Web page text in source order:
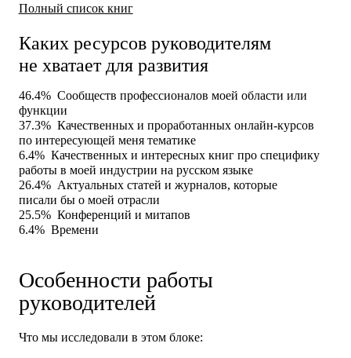
Полный список книг
Каких ресурсов руководителям
не хватает для развития
46.4%Сообществ профессионалов моей области или
функции
37.3%Качественных и проработанных онлайн-курсов
по интересующей меня тематике
6.4%Качественных и интересных книг про специфику
работы в моей индустрии на русском языке
26.4%Актуальных статей и журналов, которые
писали бы о моей отрасли
25.5%Конференций и митапов
6.4%Времени
Особенности работы
руководителей
Что мы исследовали в этом блоке: